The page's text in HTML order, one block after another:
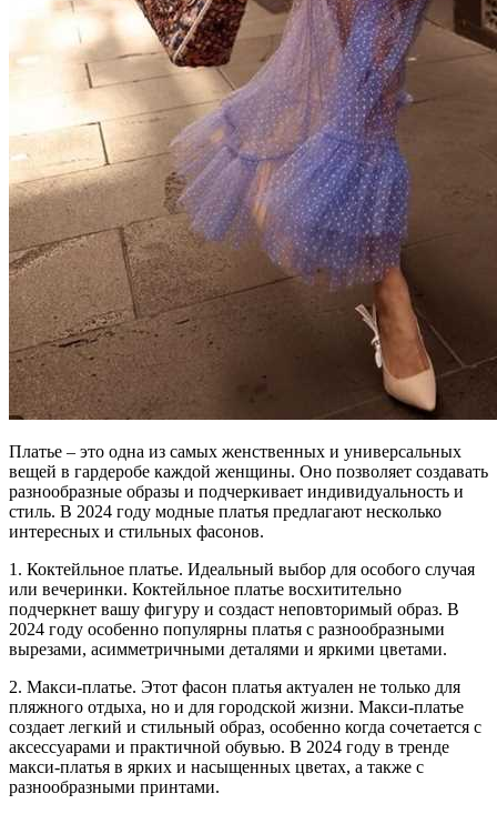
Платье – это одна из самых женственных и универсальных
вещей в гардеробе каждой женщины. Оно позволяет создавать
разнообразные образы и подчеркивает индивидуальность и
стиль. В 2024 году модные платья предлагают несколько
интересных и стильных фасонов.
1. Коктейльное платье. Идеальный выбор для особого случая
или вечеринки. Коктейльное платье восхитительно
подчеркнет вашу фигуру и создаст неповторимый образ. В
2024 году особенно популярны платья с разнообразными
вырезами, асимметричными деталями и яркими цветами.
2. Макси-платье. Этот фасон платья актуален не только для
пляжного отдыха, но и для городской жизни. Макси-платье
создает легкий и стильный образ, особенно когда сочетается с
аксессуарами и практичной обувью. В 2024 году в тренде
макси-платья в ярких и насыщенных цветах, а также с
разнообразными принтами.